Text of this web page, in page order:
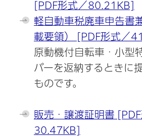
[PDF形式／80.21KB]
軽自動車税廃車申告書
載要領） [PDF形式／
原動機付自転車・小型
バーを返納するときに
ものです。
販売・譲渡証明書 [PDF
30.47KB]